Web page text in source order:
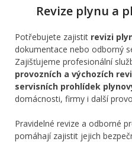
Revize plynu a
Potřebujete zajistit revizi
dokumentace nebo odborný
Zajišťujeme profesionální
provozních a výchozích
servisních prohlídek
domácnosti, firmy i další
Pravidelné revize a odborné
pomáhají zajistit jejich